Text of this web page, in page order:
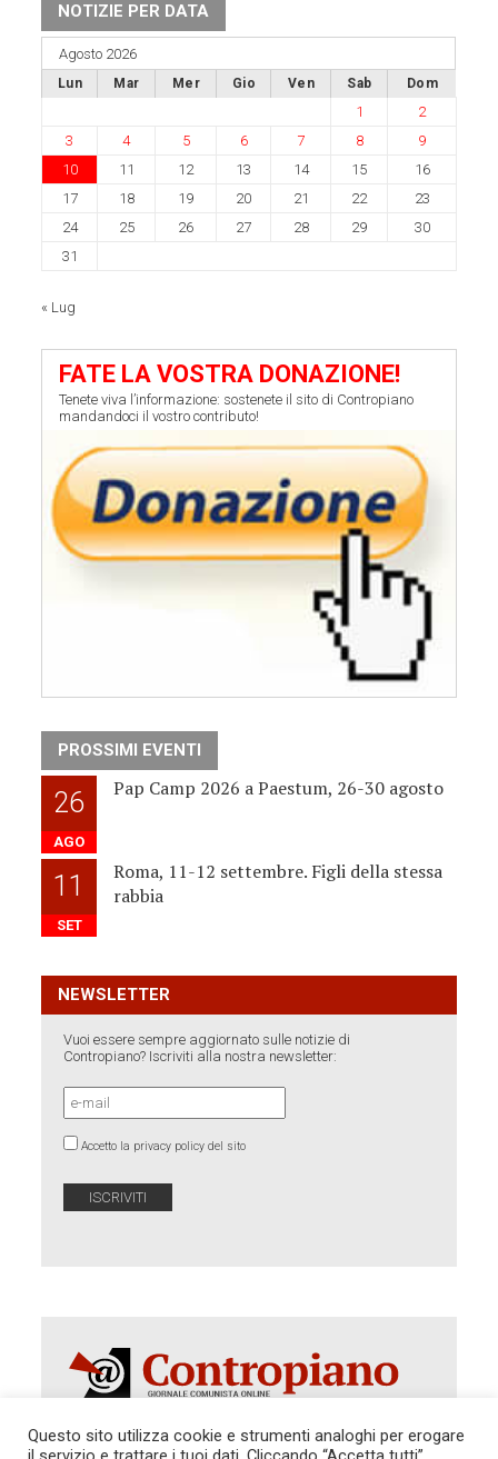
NOTIZIE PER DATA
Agosto 2026
Lun Mar Mer Gio Ven Sab Dom
1
2
3
4 5 6 7 8
9
10
11 12 13 14 15
16
17
18 19 20 21 22
23
24
25 26 27 28 29
30
31
« Lug
FATE LA VOSTRA DONAZIONE!
Tenete viva l’informazione: sostenete il sito di Contropiano
mandandoci il vostro contributo!
PROSSIMI EVENTI
26
AGO
Pap Camp 2026 a Paestum, 26-30 agosto
11
SET
Roma, 11-12 settembre. Figli della stessa
rabbia
NEWSLETTER
Vuoi essere sempre aggiornato sulle notizie di
Contropiano? Iscriviti alla nostra newsletter:
Accetto la privacy policy del sito
Questo sito utilizza cookie e strumenti analoghi per erogare